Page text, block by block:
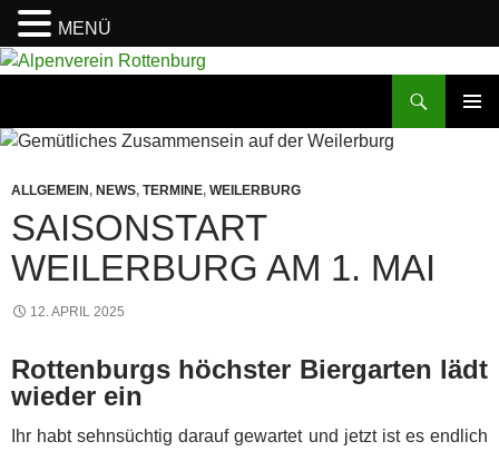
Zum
ALLGEMEIN, NEWS, TERMINE, WEILERBURG
SAISONSTART
WEILERBURG AM 1. MAI
12. APRIL 2025
Rottenburgs höchster Biergarten lädt
wieder ein
Ihr habt sehnsüchtig darauf gewartet und jetzt ist es endlich
MENÜ